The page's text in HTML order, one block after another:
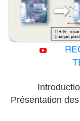
Présentation